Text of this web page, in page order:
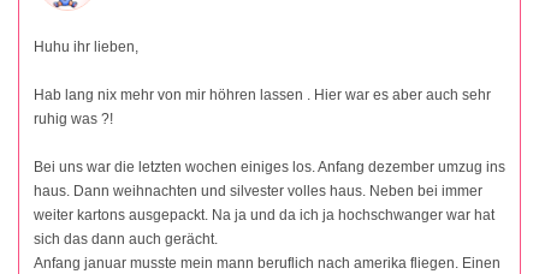
Huhu ihr lieben,
Hab lang nix mehr von mir höhren lassen . Hier war es aber auch sehr
ruhig was ?!
Bei uns war die letzten wochen einiges los. Anfang dezember umzug ins
haus. Dann weihnachten und silvester volles haus. Neben bei immer
weiter kartons ausgepackt. Na ja und da ich ja hochschwanger war hat
sich das dann auch gerächt.
Anfang januar musste mein mann beruflich nach amerika fliegen. Einen